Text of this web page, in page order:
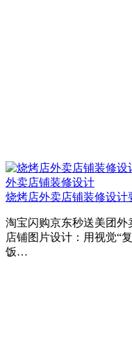
外卖店铺装修设计
烧烤店外卖店铺装修设计
淘宝闪购京东秒送美团外
店铺图片设计：用视觉“
饭…